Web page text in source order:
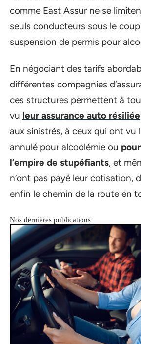
comme East Assur ne se
seuls conducteurs sous le coup
suspension de permis pour
En négociant des tarifs
différentes compagnies
ces structures permettent à
vu leur assurance auto résiliée
aux sinistrés, à ceux qui ont vu
annulé pour alcoolémie ou
l’empire de stupéfiants, et
n’ont pas payé leur cotisation,
enfin le chemin de la route en
Nos dernières publications